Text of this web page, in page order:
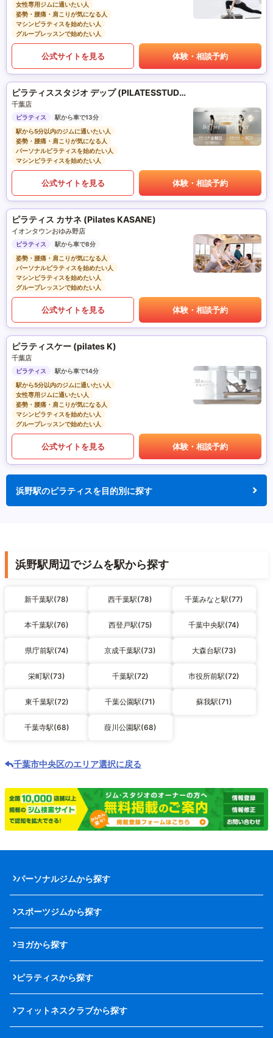
女性専用ジムに通いたい人
姿勢・腰痛・肩こりが気になる人
マシンピラティスを始めたい人
グループレッスンで始めたい人
公式サイトを見る 体験・相談予約
ピラティススタジオ デップ (PILATESSTUDIO DEP)
千葉店
ピラティス
駅から車で13分
駅から5分以内のジムに通いたい人
姿勢・腰痛・肩こりが気になる人
パーソナルピラティスを始めたい人
マシンピラティスを始めたい人
公式サイトを見る 体験・相談予約
ピラティス カサネ (Pilates KASANE)
イオンタウンおゆみ野店
ピラティス
駅から車で8分
姿勢・腰痛・肩こりが気になる人
パーソナルピラティスを始めたい人
マシンピラティスを始めたい人
グループレッスンで始めたい人
公式サイトを見る 体験・相談予約
ピラティスケー (pilates K)
千葉店
ピラティス
駅から車で14分
駅から5分以内のジムに通いたい人
女性専用ジムに通いたい人
姿勢・腰痛・肩こりが気になる人
マシンピラティスを始めたい人
グループレッスンで始めたい人
公式サイトを見る 体験・相談予約
浜野駅のピラティスを目的別に探す
浜野駅周辺でジムを駅から探す
新千葉駅(78) 西千葉駅(78) 千葉みなと駅(77)
本千葉駅(76) 西登戸駅(75) 千葉中央駅(74)
県庁前駅(74) 京成千葉駅(73) 大森台駅(73)
栄町駅(73) 千葉駅(72) 市役所前駅(72)
東千葉駅(72) 千葉公園駅(71) 蘇我駅(71)
千葉寺駅(68) 葭川公園駅(68)
千葉市中央区のエリア選択に戻る
パーソナルジムから探す
スポーツジムから探す
ヨガから探す
ピラティスから探す
フィットネスクラブから探す